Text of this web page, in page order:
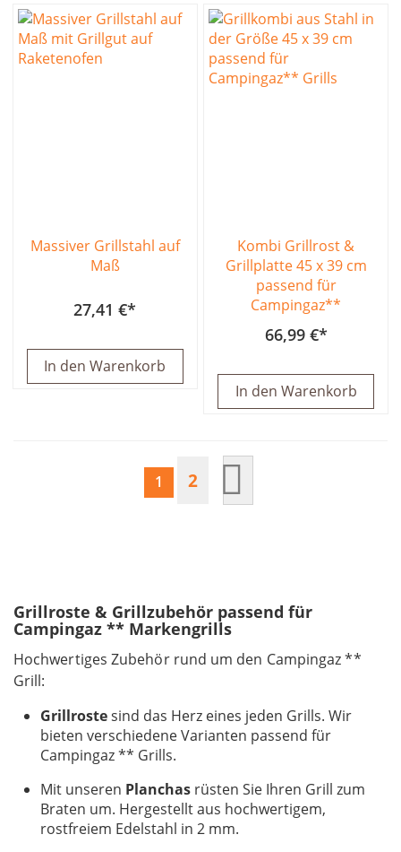
Massiver Grillstahl auf
Maß
27,41 €
In den Warenkorb
Kombi Grillrost &
Grillplatte 45 x 39 cm
passend für
Campingaz**
66,99 €
In den Warenkorb
Seite
Sie lesen gerade Seite
1 Seite
2
Grillroste & Grillzubehör passend für
Campingaz ** Markengrills
Hochwertiges Zubehör rund um den Campingaz **
Grill:
Grillrostesind das Herz eines jeden Grills. Wir
bieten verschiedene Varianten passend für
Campingaz ** Grills.
Mit unseren Planchas rüsten Sie Ihren Grill zum
Braten um. Hergestellt aus hochwertigem,
rostfreiem Edelstahl in 2 mm.